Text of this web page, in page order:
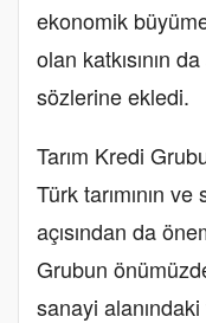
ekonomik
olan katkısının
sözlerine ekledi.
Tarım Kredi
Türk tarımının
açısından da
Grubun
sanayi alanındaki